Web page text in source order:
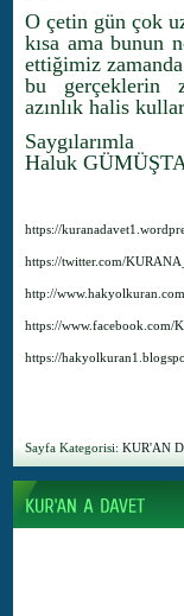
O çetin gün çok
kısa ama bunun
ettiğimiz
bu gerçeklerin
azınlık halis
Saygılarımla
Haluk
https://
https://twitter.com/
http://
https://www.facebook.com/
https://
Sayfa Kategorisi: KUR'AN